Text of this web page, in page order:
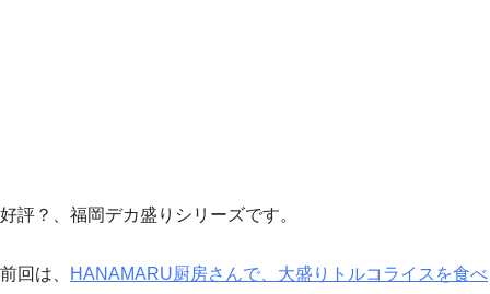
好評？、福岡デカ盛りシリーズです。
前回は、
HANAMARU厨房さんで、大盛りトルコライスを食べ